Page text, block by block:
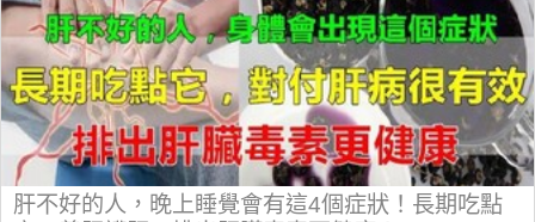
肝不好的人，晚上睡覺會有這4個症狀！長期吃點